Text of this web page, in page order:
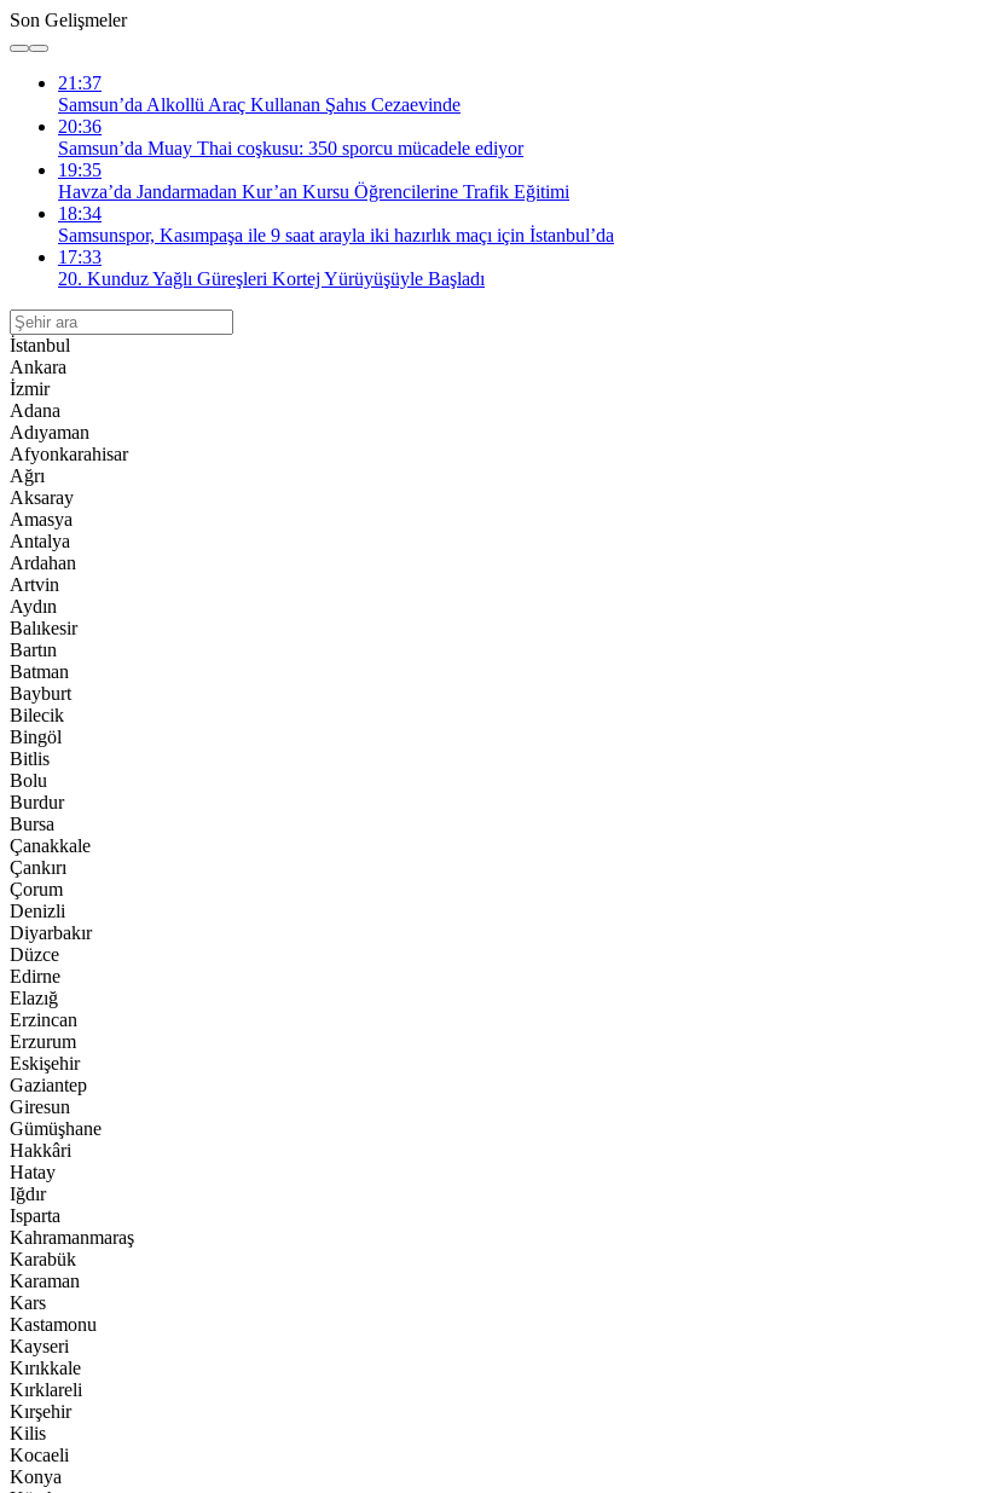
Son Gelişmeler
21:37
Samsun’da Alkollü Araç Kullanan Şahıs Cezaevinde
20:36
Samsun’da Muay Thai coşkusu: 350 sporcu mücadele ediyor
19:35
Havza’da Jandarmadan Kur’an Kursu Öğrencilerine Trafik Eğitimi
18:34
Samsunspor, Kasımpaşa ile 9 saat arayla iki hazırlık maçı için İstanbul’da
17:33
20. Kunduz Yağlı Güreşleri Kortej Yürüyüşüyle Başladı
İstanbul
Ankara
İzmir
Adana
Adıyaman
Afyonkarahisar
Ağrı
Aksaray
Amasya
Antalya
Ardahan
Artvin
Aydın
Balıkesir
Bartın
Batman
Bayburt
Bilecik
Bingöl
Bitlis
Bolu
Burdur
Bursa
Çanakkale
Çankırı
Çorum
Denizli
Diyarbakır
Düzce
Edirne
Elazığ
Erzincan
Erzurum
Eskişehir
Gaziantep
Giresun
Gümüşhane
Hakkâri
Hatay
Iğdır
Isparta
Kahramanmaraş
Karabük
Karaman
Kars
Kastamonu
Kayseri
Kırıkkale
Kırklareli
Kırşehir
Kilis
Kocaeli
Konya